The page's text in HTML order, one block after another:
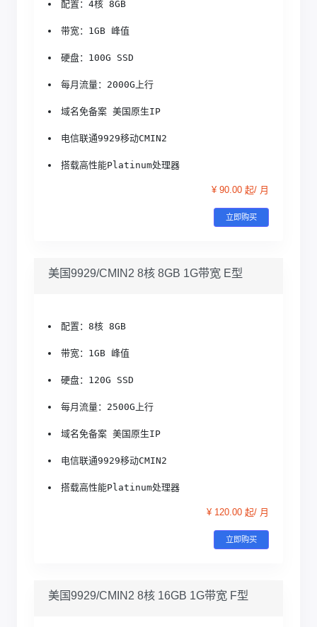
配置：4核 8GB
带宽：1GB 峰值
硬盘：100G SSD
每月流量：2000G上行
域名免备案 美国原生IP
电信联通9929移动CMIN2
搭载高性能Platinum处理器
¥ 90.00 起/ 月
立即购买
美国9929/CMIN2 8核 8GB 1G带宽 E型
配置：8核 8GB
带宽：1GB 峰值
硬盘：120G SSD
每月流量：2500G上行
域名免备案 美国原生IP
电信联通9929移动CMIN2
搭载高性能Platinum处理器
¥ 120.00 起/ 月
立即购买
美国9929/CMIN2 8核 16GB 1G带宽 F型